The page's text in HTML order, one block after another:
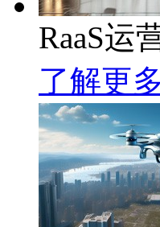
RaaS运
了解更多